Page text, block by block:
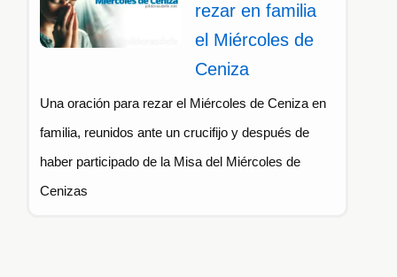
rezar en familia
el Miércoles de
Ceniza
Una oración para rezar el Miércoles de Ceniza en
familia, reunidos ante un crucifijo y después de
haber participado de la Misa del Miércoles de
Cenizas